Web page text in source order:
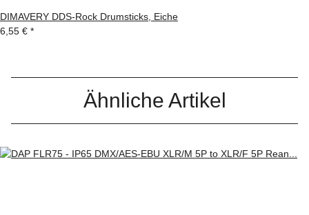
DIMAVERY DDS-Rock Drumsticks, Eiche
6,55 € *
Ähnliche Artikel